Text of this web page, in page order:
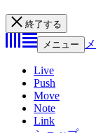
終了する
メニュー
Live
Push
Move
Note
Link